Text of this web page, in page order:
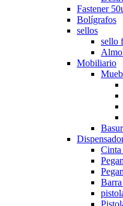
Fastener
Bolígrafos
sellos
sello
Mobiliario
Cinta